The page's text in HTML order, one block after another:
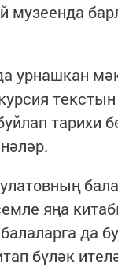
урнашкан
тарихи
яңа
да
бүләк